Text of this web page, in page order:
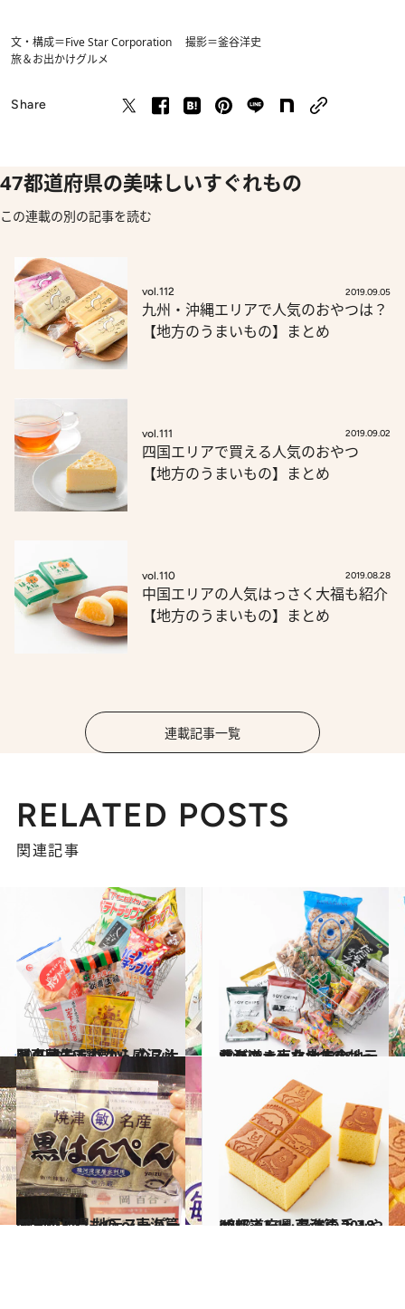
文・構成＝Five Star Corporation 撮影＝釜谷洋史
旅＆お出かけグルメ
Share
47都道府県の美味しいすぐれもの
この連載の別の記事を読む
vol.112 2019.09.05
九州・沖縄エリアで人気のおやつは？
【地方のうまいもの】まとめ
vol.111 2019.09.02
四国エリアで買える人気のおやつ
【地方のうまいもの】まとめ
vol.110 2019.08.28
中国エリアの人気はっさく大福も紹介
【地方のうまいもの】まとめ
連載記事一覧
RELATED POSTS
関連記事
2019.2.10
関東圏生まれなら感涙必至！ おいし懐かしのスナック菓子7選
グルメ 2019.2.14
北海道・東北地方の地元愛がつまった 7つのびっくりスナック大集合
グルメ
2017.1.25
47都道府県 地元スーパーのおいしいもの ～東海篇～
グルメ 2018.12.11
47都道府県 最強の手みやげリスト ～東海篇 2018～
グルメ